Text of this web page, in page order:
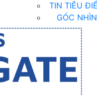
TIN TIÊU
GÓC NHÌN